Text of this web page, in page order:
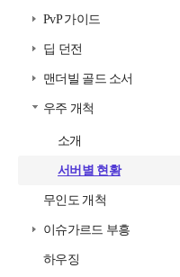
PvP 가이드
딥 던전
맨더빌 골드 소서
우주 개척
소개
서버별 현황
무인도 개척
이슈가르드 부흥
하우징